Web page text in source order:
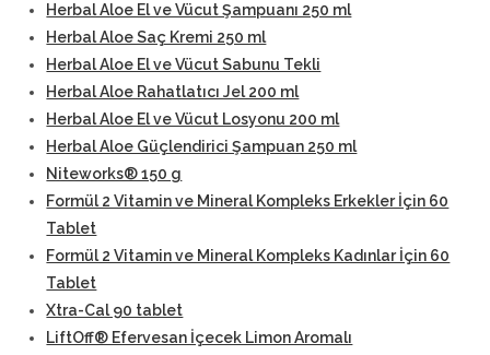
Herbal Aloe El ve Vücut Şampuanı 250 ml
Herbal Aloe Saç Kremi 250 ml
Herbal Aloe El ve Vücut Sabunu Tekli
Herbal Aloe Rahatlatıcı Jel 200 ml
Herbal Aloe El ve Vücut Losyonu 200 ml
Herbal Aloe Güçlendirici Şampuan 250 ml
Niteworks® 150 g
Formül 2 Vitamin ve Mineral Kompleks Erkekler İçin 60
Tablet
Formül 2 Vitamin ve Mineral Kompleks Kadınlar İçin 60
Tablet
Xtra-Cal 90 tablet
LiftOff® Efervesan İçecek Limon Aromalı